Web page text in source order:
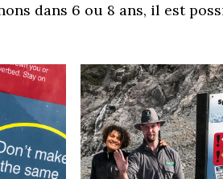
dans 6 ou 8 ans, il est